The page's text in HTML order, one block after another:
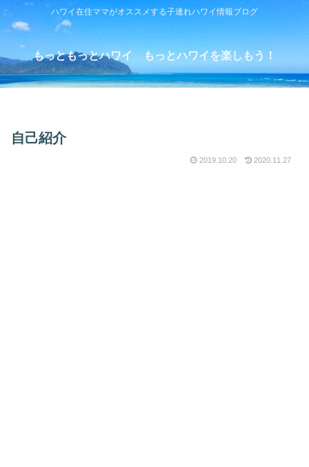
ハワイ在住ママがオススメする子連れハワイ情報ブログ
もっともっとハワイ もっとハワイを楽しもう！
自己紹介
2019.10.20 2020.11.27